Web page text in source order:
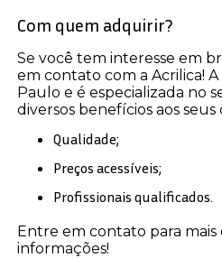
Com quem adquirir?
Se você tem interesse em
em contato com a Acrilica!
Paulo e é especializada no
diversos benefícios aos seus
Qualidade;
Preços acessíveis;
Profissionais qualificados.
Entre em contato para mais
informações!